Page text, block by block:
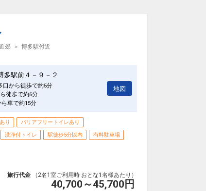
郊 博多駅付近
多駅前４－９－２
口から徒歩で約5分
徒歩で約6分
車で約15分
地図
り
バリアフリートイレあり
洗浄付トイレ 駅徒歩5分以内
有料駐車場
旅行代金 （2名1室ご利用時 おとな1名様あたり）
40,700～45,700 円